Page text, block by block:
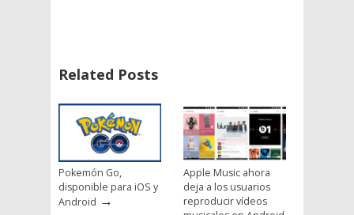
Related Posts
Pokemón Go,
disponible para iOS y
Android →
Apple Music ahora
deja a los usuarios
reproducir vídeos